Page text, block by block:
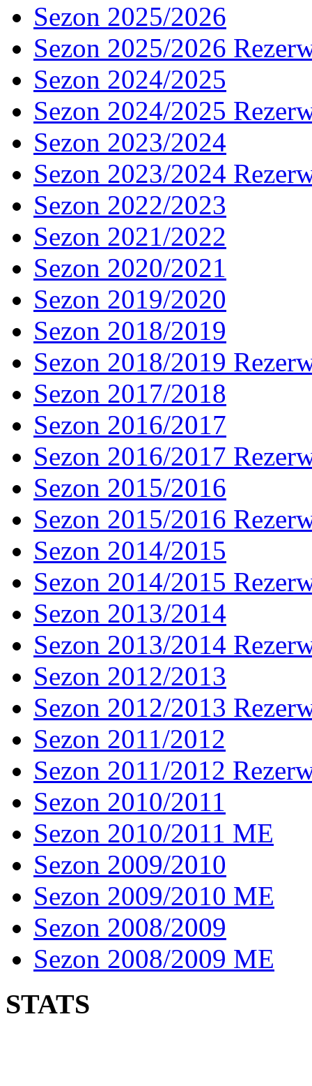
Sezon 2025/2026
Sezon 2025/2026
Sezon 2024/2025
Sezon 2024/2025
Sezon 2023/2024
Sezon 2023/2024
Sezon 2022/2023
Sezon 2021/2022
Sezon 2020/2021
Sezon 2019/2020
Sezon 2018/2019
Sezon 2018/2019
Sezon 2017/2018
Sezon 2016/2017
Sezon 2016/2017
Sezon 2015/2016
Sezon 2015/2016
Sezon 2014/2015
Sezon 2014/2015
Sezon 2013/2014
Sezon 2013/2014
Sezon 2012/2013
Sezon 2012/2013
Sezon 2011/2012
Sezon 2011/2012
Sezon 2010/2011
Sezon 2010/2011 ME
Sezon 2009/2010
Sezon 2009/2010 ME
Sezon 2008/2009
Sezon 2008/2009 ME
STATS